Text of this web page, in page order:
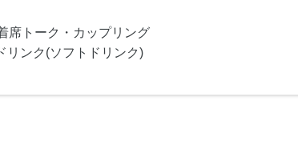
席トーク・カップリング
リンク(ソフトドリンク)